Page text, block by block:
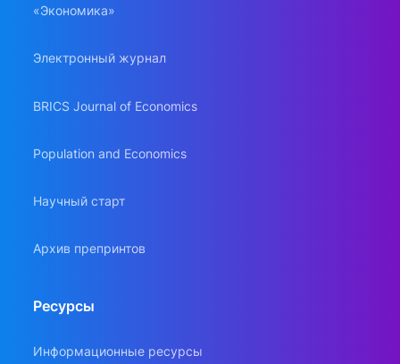
«Экономика»
Электронный журнал
BRICS Journal of Economics
Population and Economics
Научный старт
Архив препринтов
Ресурсы
Информационные ресурсы